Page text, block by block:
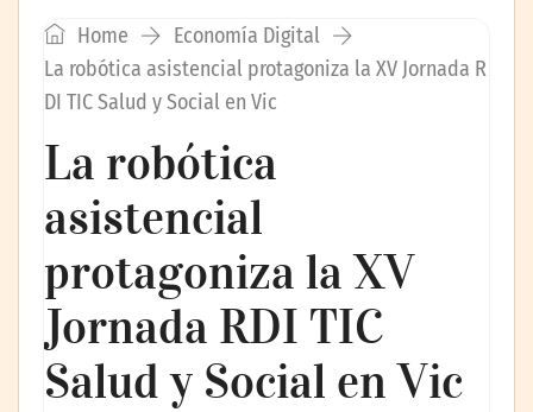
Home
Economía Digital
La robótica asistencial protagoniza la XV Jornada R
DI TIC Salud y Social en Vic
La robótica
asistencial
protagoniza la XV
Jornada RDI TIC
Salud y Social en Vic